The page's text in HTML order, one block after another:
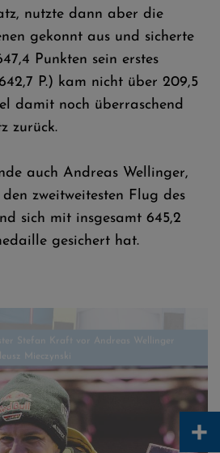
nutzte dann aber die
gekonnt aus und sicherte
Punkten sein erstes
P.) kam nicht über 209,5
damit noch überraschend
zurück.
auch Andreas Wellinger,
zweitweitesten Flug des
sich mit insgesamt 645,2
gesichert hat.
+